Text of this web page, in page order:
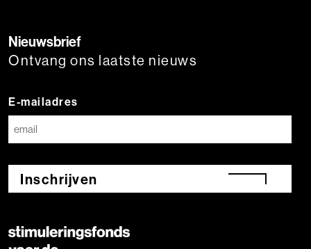
Nieuwsbrief
Ontvang ons laatste nieuws
E-mailadres
Inschrijven